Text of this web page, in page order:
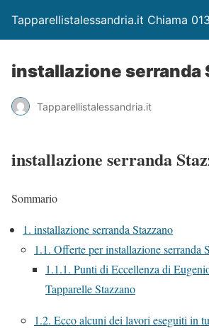
Tapparellistalessandria.it Chiama
installazione serranda
Tapparellistalessandria.it
installazione serranda
Sommario
1. installazione serranda Stazzano
1.1. Offerte per installazione serranda
1.1.1. Punti di Eccellenza di
Tapparelle Stazzano
1.2. Ecco alcuni dei lavori eseguiti in